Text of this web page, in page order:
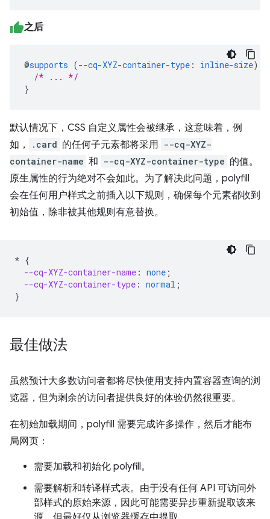
之后
@supports (--cq-XYZ-container-type : inline-size)
/* ... */
}
默认情况下，CSS 自定义属性会被继承，这意味着，例
如，
.card 的任何子元素都将采用 --cq-XYZ-
container-name 和 --cq-XYZ-container-type 的值。
原生属性的行为绝对不会如此。为了解决此问题，polyfill
会在任何用户样式之前插入以下规则，确保每个元素都收到
初始值，除非被其他规则有意替换。
* {
--cq-XYZ-container-name : none ;
--cq-XYZ-container-type : normal ;
}
最佳做法
虽然预计大多数访问者都将尽快使用支持内置容器查询的浏
览器，但为剩余的访问者提供良好的体验仍然很重要。
在初始加载期间，polyfill 需要完成许多操作，然后才能布
局网页：
需要加载和初始化 polyfill。
需要解析和转译样式表。由于没有任何 API 可访问外
部样式的原始来源，因此可能需要异步重新提取该来